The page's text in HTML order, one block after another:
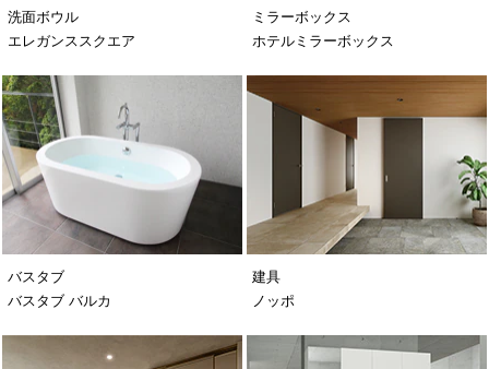
洗面ボウル
エレガンススクエア
ミラーボックス
ホテルミラーボックス
バスタブ
バスタブ バルカ
建具
ノッポ